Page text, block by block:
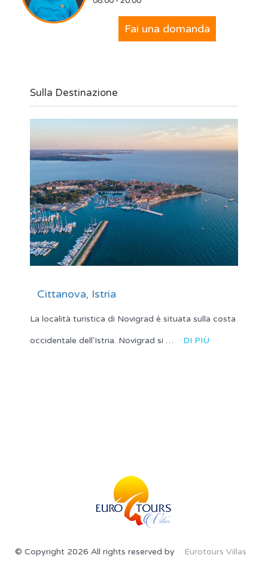
Fai una domanda
Sulla Destinazione
Cittanova, Istria
La località turistica di Novigrad è situata sulla costa
occidentale dell'Istria. Novigrad si … DI PIÙ
© Copyright 2026 All rights reserved by Eurotours Villas